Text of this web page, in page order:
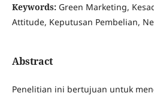
Keywords: Green Marketing,
Attitude, Keputusan Pembelian,
Abstract
Penelitian ini bertujuan untuk